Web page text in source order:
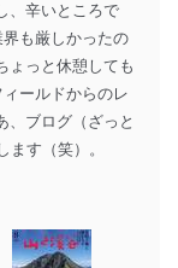
、辛いところで
も厳しかったの
ょっと休憩しても
ールドからのレ
、ブログ（ざっと
す（笑）。